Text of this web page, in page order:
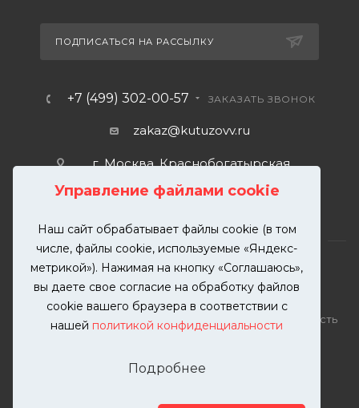
Управление файлами cookie
Наш сайт обрабатывает файлы cookie (в том
числе, файлы cookie, используемые «Яндекс-
метрикой»). Нажимая на кнопку «Соглашаюсь»,
вы даете свое согласие на обработку файлов
cookie вашего браузера в соответствии с
нашей политикой конфиденциальности
Подробнее
ПОДПИСАТЬСЯ НА РАССЫЛКУ
+7 (499) 302-00-57 ЗАКАЗАТЬ ЗВОНОК
zakaz@kutuzovv.ru
г. Москва, Краснобогатырская
2026 © KUTUZOVV | Кузовной ремонт и покраска
автомобилей. Вся информация на сайте – собственность
разрешения запрещена. Все права защищены.